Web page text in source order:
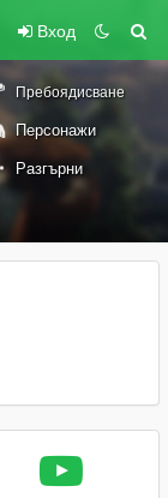
Вход
Пребоядисване
Персонажи
Разгърни